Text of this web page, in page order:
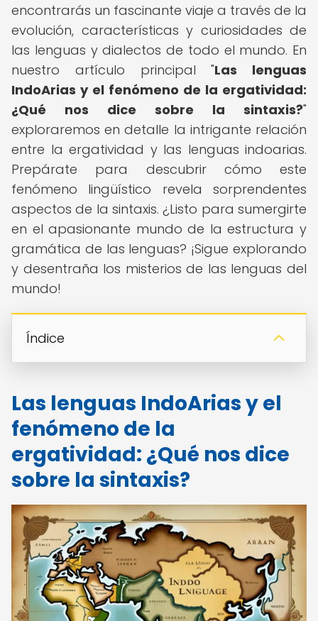
encontrarás un fascinante viaje a través de la
evolución, características y curiosidades de
las lenguas y dialectos de todo el mundo. En
nuestro artículo principal "Las lenguas
IndoArias y el fenómeno de la ergatividad:
¿Qué nos dice sobre la sintaxis?"
exploraremos en detalle la intrigante relación
entre la ergatividad y las lenguas indoarias.
Prepárate para descubrir cómo este
fenómeno lingüístico revela sorprendentes
aspectos de la sintaxis. ¿Listo para sumergirte
en el apasionante mundo de la estructura y
gramática de las lenguas? ¡Sigue explorando
y desentraña los misterios de las lenguas del
mundo!
Índice
Las lenguas IndoArias y el
fenómeno de la
ergatividad: ¿Qué nos dice
sobre la sintaxis?